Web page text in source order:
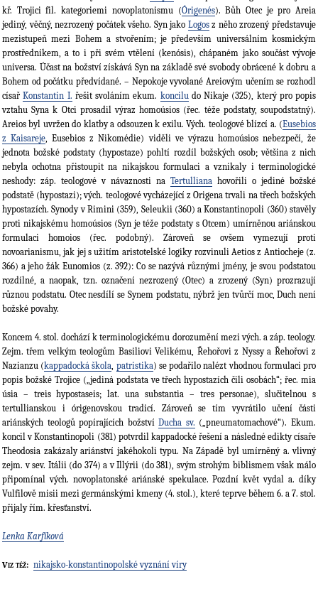
kř. Trojici fil. kategoriemi novoplatonismu (Órigenés). Bůh Otec je pro Areia
jediný, věčný, nezrozený počátek všeho. Syn jako Logosz něho zrozený představuje
mezistupeň mezi Bohem a stvořením; je především universálním kosmickým
prostředníkem, a to i při svém vtělení (kenósis), chápaném jako součást vývoje
universa. Účast na božství získává Syn na základě své svobody obrácené k dobru a
Bohem od počátku předvídané. – Nepokoje vyvolané Areiovým učením se rozhodl
císařKonstantin I. řešit svoláním ekum. konciludo Nikaje (325), který pro popis
vztahu Syna k Otci prosadil výraz homoúsios (řec. téže podstaty, soupodstatný).
Areios byl uvržen do klatby a odsouzen k exilu. Vých. teologové blízcí a. (Eusebios
z Kaisareje, Eusebios z Nikomédie) viděli ve výrazu homoúsios nebezpečí, že
jednota božské podstaty (hypostaze) pohltí rozdíl božských osob; většina z nich
nebyla ochotna přistoupit na nikajskou formulaci a vznikaly i terminologické
neshody: záp. teologové v návaznosti na Tertulliana hovořili o jediné božské
podstatě (hypostazi); vých. teologové vycházející z Origena trvali na třech božských
hypostazích. Synody v Rimini (359), Seleukii (360) a Konstantinopoli (360) stavěly
proti nikajskému homoúsios (Syn je téže podstaty s Otcem) umírněnou ariánskou
formulaci homoios (řec. podobný). Zároveň se ovšem vymezují proti
novoarianismu, jak jej s užitím aristotelské logiky rozvinuli Aetios z Antiocheje (z.
366) a jeho žák Eunomios (z. 392): Co se nazývá různými jmény, je svou podstatou
rozdílné, a naopak, tzn. označení nezrozený (Otec) a zrozený (Syn) prozrazují
různou podstatu. Otec nesdílí se Synem podstatu, nýbrž jen tvůrčí moc, Duch není
božské povahy.
Koncem 4. stol. dochází k terminologickému dorozumění mezi vých. a záp. teology.
Zejm. třem velkým teologům Basiliovi Velikému, Řehořovi z Nyssy a Řehořovi z
Nazianzu (kappadocká škola, patristika) se podařilo nalézt vhodnou formulaci pro
popis božské Trojice („jediná podstata ve třech hypostazích čili osobách“; řec. mia
úsia – treis hypostaseis; lat. una substantia – tres personae), slučitelnou s
tertullianskou i órigenovskou tradicí. Zároveň se tím vyvrátilo učení části
ariánských teologů popírajících božstvíDucha sv. („pneumatomachové“). Ekum.
koncil v Konstantinopoli (381) potvrdil kappadocké řešení a následné edikty císaře
Theodosia zakázaly ariánství jakéhokoli typu. Na Západě byl umírněný a. vlivný
zejm. v sev. Itálii (do 374) a v Illýrii (do 381), svým strohým biblismem však málo
připomínal vých. novoplatonské ariánské spekulace. Pozdní květ vydal a. díky
Vulfilově misii mezi germánskými kmeny (4. stol.), které teprve během 6. a 7. stol.
přijaly řím. křesťanství.
Lenka Karfíková
Viz též: nikajsko-konstantinopolské vyznání víry